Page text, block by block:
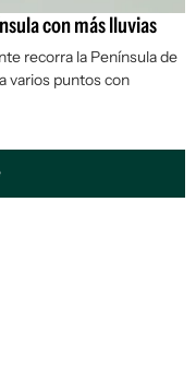
con más lluvias
recorra la Península de
varios puntos con